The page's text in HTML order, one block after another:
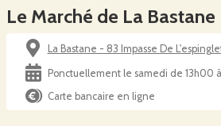
Le Marché de La Bastane
La Bastane - 83 Impasse De
Ponctuellement le samedi de 13h00
Carte bancaire en ligne